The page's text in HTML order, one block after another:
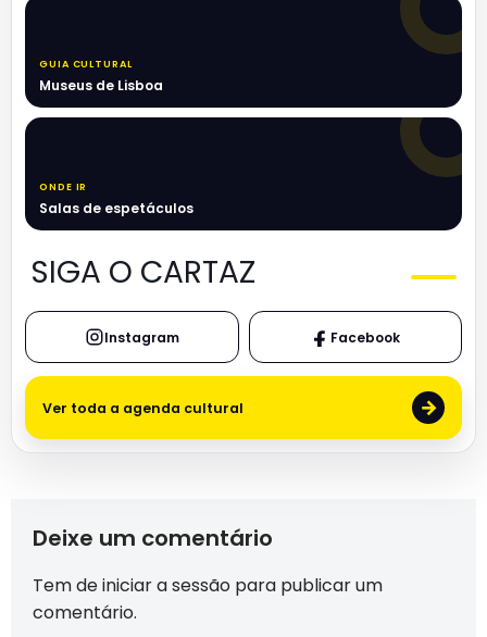
GUIA CULTURAL
Museus de Lisboa
ONDE IR
Salas de espetáculos
SIGA O CARTAZ
Instagram Facebook
Ver toda a agenda cultural →
Deixe um comentário
Tem deiniciar a sessão para publicar um
comentário.